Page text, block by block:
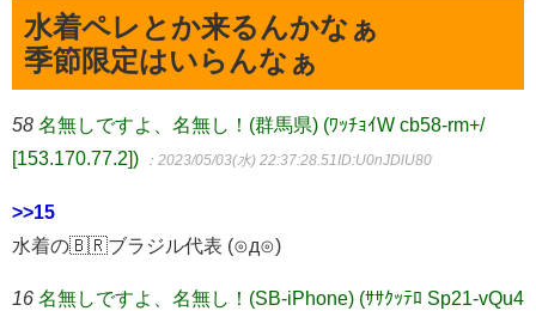
水着ペレとか来るんかなぁ
季節限定はいらんなぁ
58 名無しですよ、名無し！(群馬県) (ﾜｯﾁｮｲW cb58-rm+/
[153.170.77.2])
：2023/05/03(水) 22:37:28.51ID:U0nJDlU80
>>15
水着の🇧🇷ブラジル代表 (⊙д⊙)
16 名無しですよ、名無し！(SB-iPhone) (ｻｻｸｯﾃﾛ Sp21-vQu4